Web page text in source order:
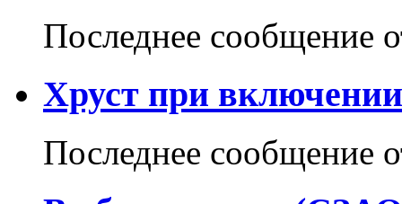
Последнее сообщение
Хруст при
Последнее сообщение